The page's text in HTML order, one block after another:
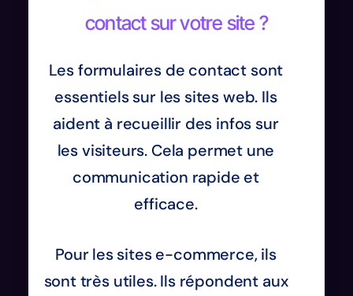
contact sur votre site ?
Les formulaires de contact sont
essentiels sur les sites web. Ils
aident à recueillir des infos sur
les visiteurs. Cela permet une
communication rapide et
efficace.
Pour les sites e-commerce, ils
sont très utiles. Ils répondent aux